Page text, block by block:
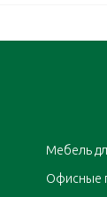
Мебель
Офисные